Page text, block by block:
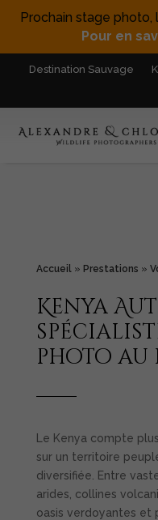
Prochain stage photo,
Pour en
Destination Sauvage
Accueil» Prestations »
Kenya
photo au
Le Kenya compte
sur un territoire
diversifiée. Entre
arides, collines
oasis verdoyantes et